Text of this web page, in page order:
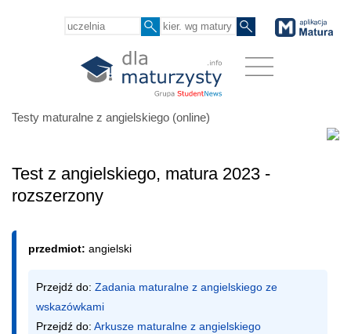
Testy maturalne z angielskiego (online)
Test z angielskiego, matura 2023 -
rozszerzony
przedmiot: angielski
Przejdź do: Zadania maturalne z angielskiego ze
wskazówkami
Przejdź do: Arkusze maturalne z angielskiego